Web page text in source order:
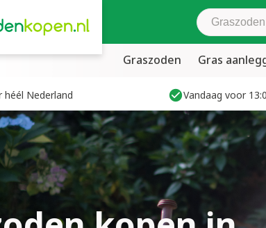
Zoek
Graszoden Gras
héél Nederland Vandaag voor